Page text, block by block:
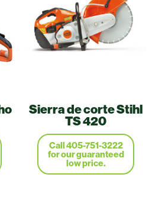
Sierra de corte Stihl
TS 420
Call 405-751-3222
for our guaranteed
low price.